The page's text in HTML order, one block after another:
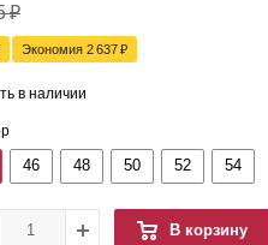
₽
Экономия 2 637₽
в наличии
46 48 50 52 54
В корзину